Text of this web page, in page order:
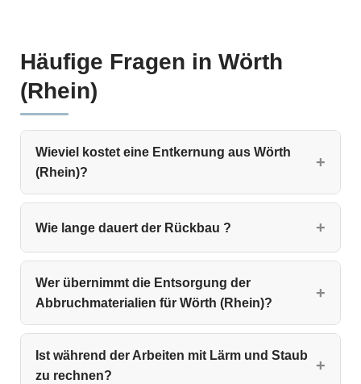
Häufige Fragen in Wörth
(Rhein)
Wieviel kostet eine Entkernung aus Wörth
(Rhein)?
Wie lange dauert der Rückbau ?
Wer übernimmt die Entsorgung der
Abbruchmaterialien für Wörth (Rhein)?
Ist während der Arbeiten mit Lärm und Staub
zu rechnen?